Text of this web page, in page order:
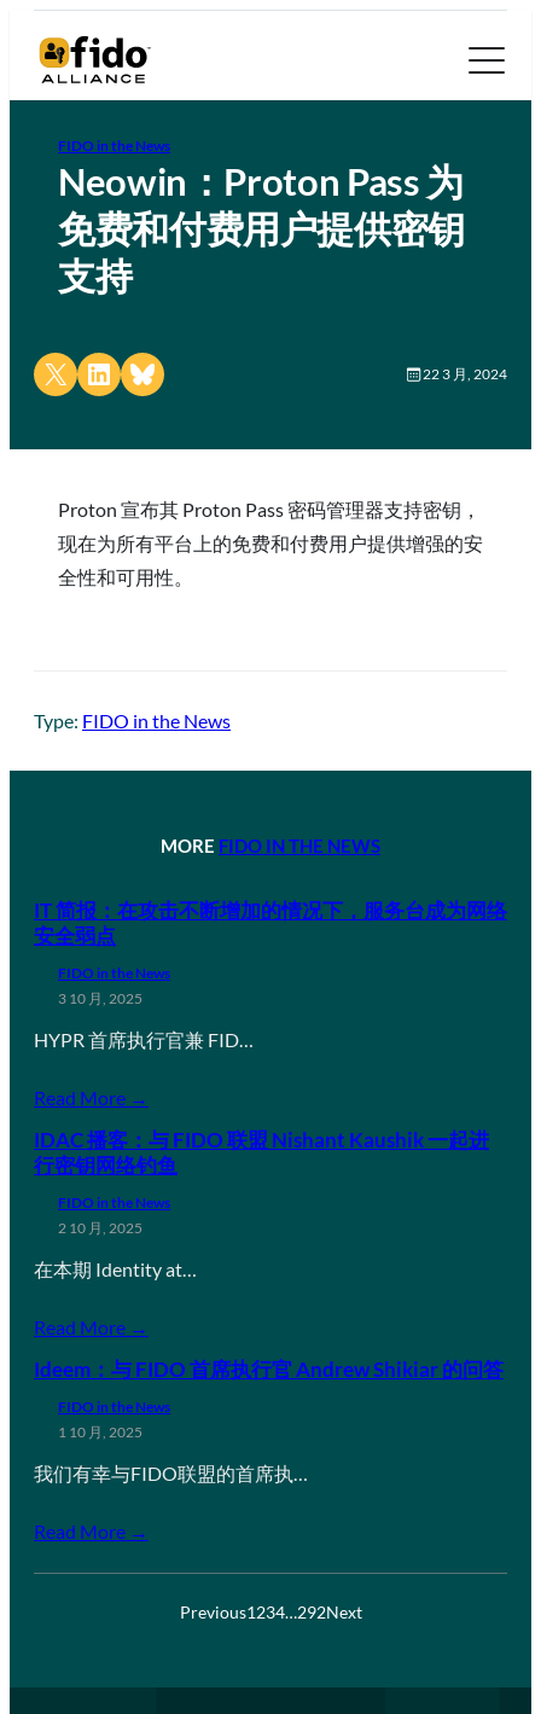
FIDO in the News
Neowin：Proton Pass 为
免费和付费用户提供密钥
支持
Share on X Share on LinkedIn
Share on Bluesky 22 3 月, 2024
Proton 宣布其 Proton Pass 密码管理器支持密钥，
现在为所有平台上的免费和付费用户提供增强的安
全性和可用性。
Type: FIDO in the News
MORE FIDO IN THE NEWS
IT 简报：在攻击不断增加的情况下，服务台成为网络
安全弱点
FIDO in the News
3 10 月, 2025
HYPR 首席执行官兼 FID…
Read More →
IDAC 播客：与 FIDO 联盟 Nishant Kaushik 一起进
行密钥网络钓鱼
FIDO in the News
2 10 月, 2025
在本期 Identity at…
Read More →
Ideem：与 FIDO 首席执行官 Andrew Shikiar 的问答
FIDO in the News
1 10 月, 2025
我们有幸与FIDO联盟的首席执…
Read More →
Previous1234…292Next